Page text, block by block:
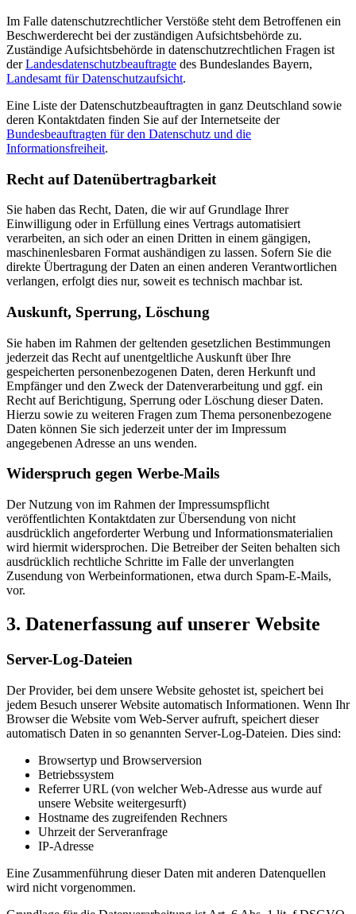
Im Falle datenschutzrechtlicher Verstöße steht dem Betroffenen ein
Beschwerderecht bei der zuständigen Aufsichtsbehörde zu.
Zuständige Aufsichtsbehörde in datenschutzrechtlichen Fragen ist
derLandesdatenschutzbeauftragte des Bundeslandes Bayern,
Landesamt für Datenschutzaufsicht.
Eine Liste der Datenschutzbeauftragten in ganz Deutschland sowie
deren Kontaktdaten finden Sie auf der Internetseite der
Bundesbeauftragten für den Datenschutz und die
Informationsfreiheit.
Recht auf Datenübertragbarkeit
Sie haben das Recht, Daten, die wir auf Grundlage Ihrer
Einwilligung oder in Erfüllung eines Vertrags automatisiert
verarbeiten, an sich oder an einen Dritten in einem gängigen,
maschinenlesbaren Format aushändigen zu lassen. Sofern Sie die
direkte Übertragung der Daten an einen anderen Verantwortlichen
verlangen, erfolgt dies nur, soweit es technisch machbar ist.
Auskunft, Sperrung, Löschung
Sie haben im Rahmen der geltenden gesetzlichen Bestimmungen
jederzeit das Recht auf unentgeltliche Auskunft über Ihre
gespeicherten personenbezogenen Daten, deren Herkunft und
Empfänger und den Zweck der Datenverarbeitung und ggf. ein
Recht auf Berichtigung, Sperrung oder Löschung dieser Daten.
Hierzu sowie zu weiteren Fragen zum Thema personenbezogene
Daten können Sie sich jederzeit unter der im Impressum
angegebenen Adresse an uns wenden.
Widerspruch gegen Werbe-Mails
Der Nutzung von im Rahmen der Impressumspflicht
veröffentlichten Kontaktdaten zur Übersendung von nicht
ausdrücklich angeforderter Werbung und Informationsmaterialien
wird hiermit widersprochen. Die Betreiber der Seiten behalten sich
ausdrücklich rechtliche Schritte im Falle der unverlangten
Zusendung von Werbeinformationen, etwa durch Spam-E-Mails,
vor.
3. Datenerfassung auf unserer Website
Server-Log-Dateien
Der Provider, bei dem unsere Website gehostet ist, speichert bei
jedem Besuch unserer Website automatisch Informationen. Wenn Ihr
Browser die Website vom Web-Server aufruft, speichert dieser
automatisch Daten in so genannten Server-Log-Dateien. Dies sind:
Browsertyp und Browserversion
Betriebssystem
Referrer URL (von welcher Web-Adresse aus wurde auf
unsere Website weitergesurft)
Hostname des zugreifenden Rechners
Uhrzeit der Serveranfrage
IP-Adresse
Eine Zusammenführung dieser Daten mit anderen Datenquellen
wird nicht vorgenommen.